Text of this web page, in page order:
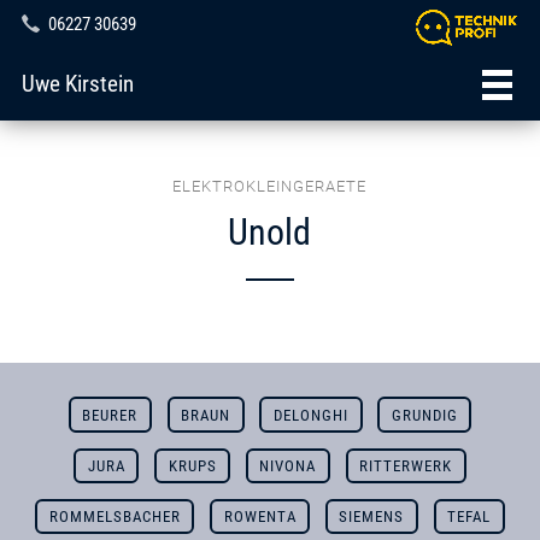
06227 30639
Uwe Kirstein
ELEKTROKLEINGERAETE
Unold
BEURER BRAUN DELONGHI GRUNDIG
JURA KRUPS NIVONA RITTERWERK
ROMMELSBACHER ROWENTA SIEMENS TEFAL